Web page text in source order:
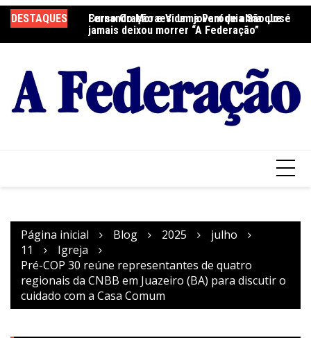
para
o
DESTAQUES
Fernando Moraes: um jovem de alma que
jamais deixou morrer “A Federação”
Curso Oração e Vida na Paróquia São José
Página inicial Blog 2025
julho
11
Igreja
Pré-COP 30 reúne representantes de quatro
regionais da CNBB em Juazeiro (BA) para discutir o
cuidado com a Casa Comum